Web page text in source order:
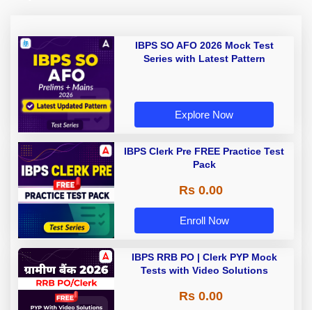
IBPS SO AFO 2026 Mock Test
Series with Latest Pattern
Explore Now
IBPS Clerk Pre FREE Practice Test
Pack
Rs 0.00
Enroll Now
IBPS RRB PO | Clerk PYP Mock
Tests with Video Solutions
Rs 0.00